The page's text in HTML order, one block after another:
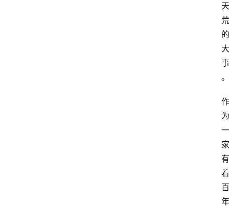
天
荒
的
大
事
。
作
为
一
家
有
着
百
年